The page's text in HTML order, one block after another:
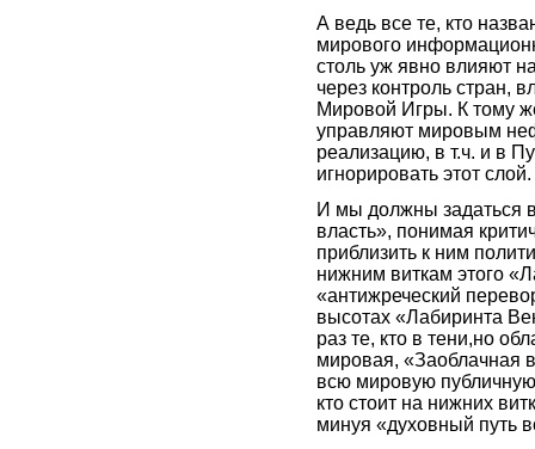
А ведь все те, кто
мирового
столь уж явно влияют
через контроль стран,
Мировой Игры. К тому
управляют мировым
реализацию, в т.ч. и в
игнорировать этот слой.
И мы должны задаться
власть», понимая
приблизить к ним
нижним виткам этого
«антижреческий
высотах «Лабиринта
раз те, кто в тени,но
мировая, «Заоблачная
всю мировую
кто стоит на нижних
минуя «духовный путь